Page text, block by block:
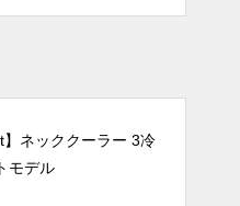
】ネッククーラー 3冷
モデル